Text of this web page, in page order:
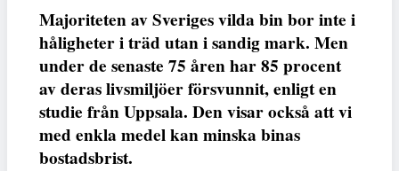
Majoriteten av Sveriges vilda bin bor inte i
håligheter i träd utan i sandig mark. Men
under de senaste 75 åren har 85 procent
av deras livsmiljöer försvunnit, enligt en
studie från Uppsala. Den visar också att vi
med enkla medel kan minska binas
bostadsbrist.